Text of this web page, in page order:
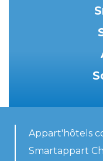
Appart'hôtels
Smartappart